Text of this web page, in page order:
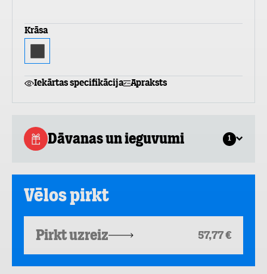
Krāsa
Iekārtas specifikācija Apraksts
Dāvanas un ieguvumi 1
Vēlos pirkt
Pirkt uzreiz 57,77 €